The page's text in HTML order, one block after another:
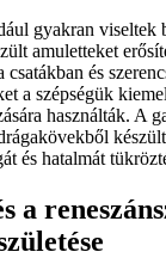
gyakran viseltek
amuletteket
és
a szépségük
használták. A
és hatalmát
a